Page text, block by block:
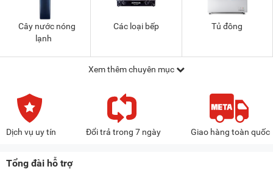
Cây nước nóng
lạnh
Các loại bếp Tủ đông
Xem thêm chuyên mục
Dịch vụ uy tín Đổi trả trong 7 ngày Giao hàng toàn quốc
Tổng đài hỗ trợ